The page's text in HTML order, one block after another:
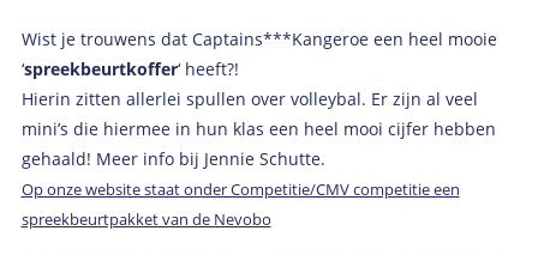
Wist je trouwens dat Captains***Kangeroe een heel mooie
‘spreekbeurtkoffer‘ heeft?!
Hierin zitten allerlei spullen over volleybal. Er zijn al veel
mini’s die hiermee in hun klas een heel mooi cijfer hebben
gehaald! Meer info bij Jennie Schutte.
Op onze website staat onder Competitie/CMV competitie een
spreekbeurtpakket van de Nevobo